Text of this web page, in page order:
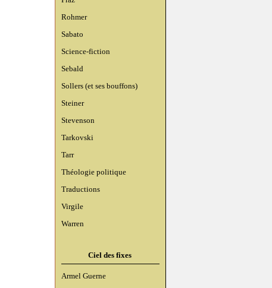
Rohmer
Sabato
Science-fiction
Sebald
Sollers (et ses bouffons)
Steiner
Stevenson
Tarkovski
Tarr
Théologie politique
Traductions
Virgile
Warren
Ciel des fixes
Armel Guerne